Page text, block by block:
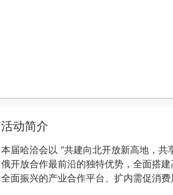
活动简介
本届哈洽会以 “共建向北开放新高地，共
俄开放合作最前沿的独特优势，全面搭
全面振兴的产业合作平台、扩内需促消费